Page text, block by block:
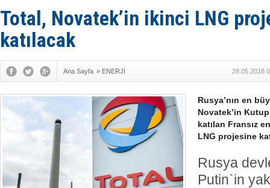
Total, Novatek’in ikinci LNG
katılacak
Ana Sayfa » ENERJİ 28.05.2018
Rusya’nın en
Novatek’in
katılan Fransız
LNG projesine
Rusya
Putin`in